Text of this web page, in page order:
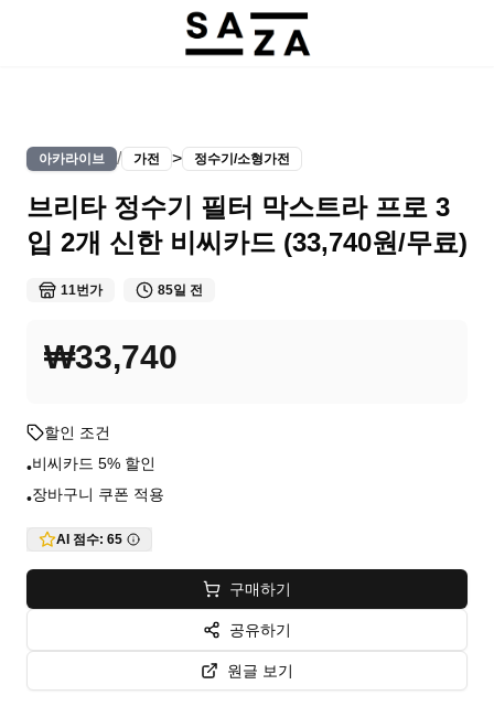
아카라이브 / 가전 > 정수기/소형가전
브리타 정수기 필터 막스트라 프로 3
입 2개 신한 비씨카드 (33,740원/무료)
11번가 85일 전
₩33,740
할인 조건
•비씨카드 5% 할인
•장바구니 쿠폰 적용
AI 점수: 65
구매하기
공유하기
원글 보기